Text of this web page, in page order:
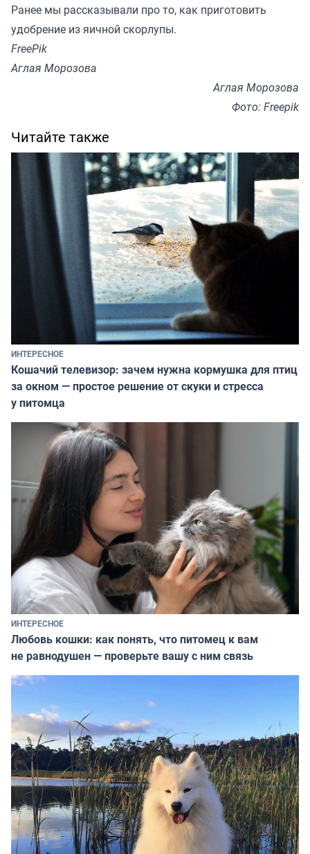
Ранее мы рассказывали про то, как приготовить
удобрение из яичной скорлупы.
FreePik
Аглая Морозова
Аглая Морозова
Фото: Freepik
Читайте также
ИНТЕРЕСНОЕ
Кошачий телевизор: зачем нужна кормушка для птиц
за окном — простое решение от скуки и стресса
у питомца
ИНТЕРЕСНОЕ
Любовь кошки: как понять, что питомец к вам
не равнодушен — проверьте вашу с ним связь